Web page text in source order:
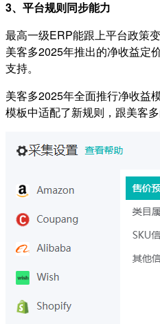
3、平台规则同步能力
最高一级ERP能跟上平台政策
美客多2025年推出的净收益定
支持。
美客多2025年全面推行净收益
模板中适配了新规则，跟美客